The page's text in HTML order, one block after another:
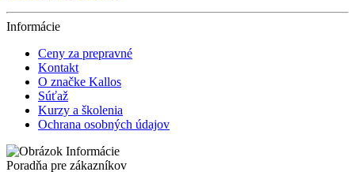
Informácie
Ceny za prepravné
Kontakt
O značke Kallos
Súťaž
Kurzy a školenia
Ochrana osobných údajov
Poradňa pre zákazníkov